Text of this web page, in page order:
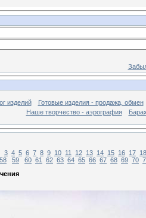
изделий
Готовые изделия - продажа, обмен
Наше творчество - аэрография
3 4 5 6 7 8 9 10 11 12 13 14 15 16 17 18
58 59 60 61 62 63 64 65 66 67 68 69 70